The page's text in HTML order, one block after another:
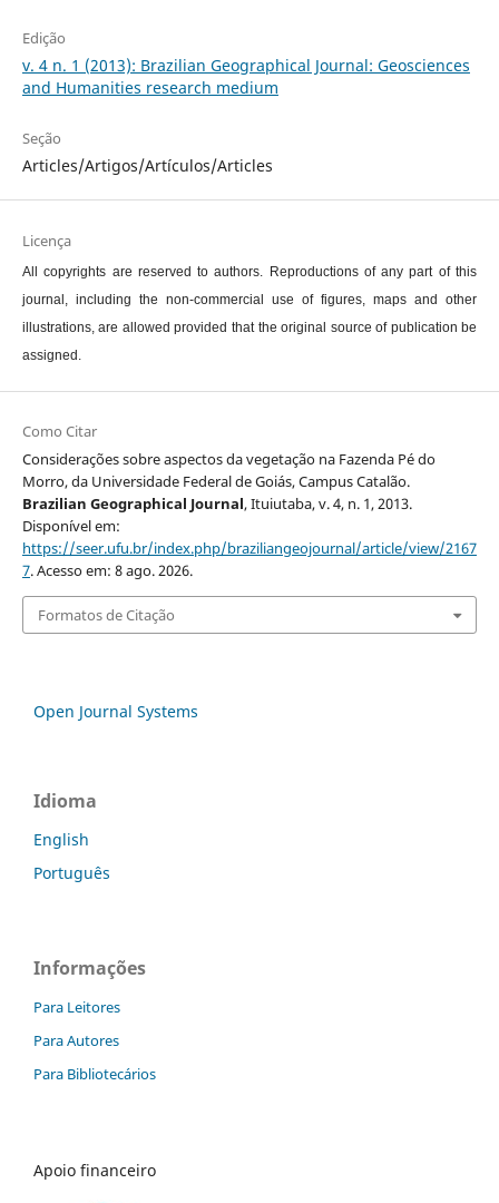
Edição
v. 4 n. 1 (2013): Brazilian Geographical Journal: Geosciences
and Humanities research medium
Seção
Articles/Artigos/Artículos/Articles
Licença
All copyrights are reserved to authors. Reproductions of any part of this
journal, including the non-commercial use of figures, maps and other
illustrations, are allowed provided that the original source of publication be
assigned.
Como Citar
Considerações sobre aspectos da vegetação na Fazenda Pé do
Morro, da Universidade Federal de Goiás, Campus Catalão.
Brazilian Geographical Journal, Ituiutaba, v. 4, n. 1, 2013.
Disponível em:
https://seer.ufu.br/index.php/braziliangeojournal/article/view/2167
7. Acesso em: 8 ago. 2026.
Formatos de Citação
Open Journal Systems
Idioma
English
Português
Informações
Para Leitores
Para Autores
Para Bibliotecários
Apoio financeiro